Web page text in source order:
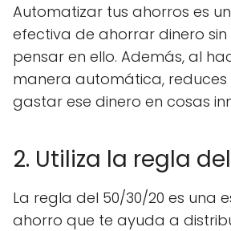
Automatizar tus ahorros es
efectiva de ahorrar dinero sin
pensar en ello. Además, al
manera automática,
gastar ese dinero en cosas
2. Utiliza la regla
La regla del 50/30/20 es una
ahorro que te ayuda a